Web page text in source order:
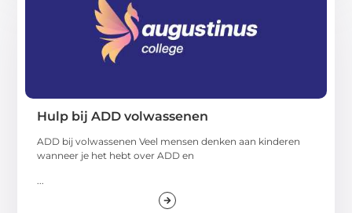
Hulp bij ADD volwassenen
ADD bij volwassenen Veel mensen denken aan kinderen
wanneer je het hebt over ADD en
...